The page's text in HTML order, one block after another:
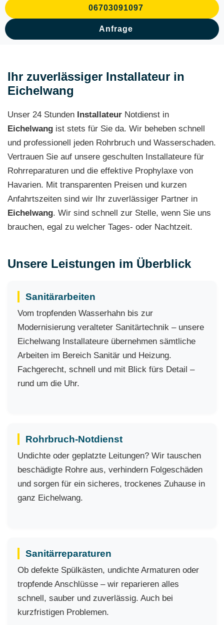
06703091097
Anfrage
Ihr zuverlässiger Installateur in
Eichelwang
Unser 24 Stunden Installateur Notdienst in
Eichelwang ist stets für Sie da. Wir beheben schnell
und professionell jeden Rohrbruch und Wasserschaden.
Vertrauen Sie auf unsere geschulten Installateure für
Rohrreparaturen und die effektive Prophylaxe von
Havarien. Mit transparenten Preisen und kurzen
Anfahrtszeiten sind wir Ihr zuverlässiger Partner in
Eichelwang. Wir sind schnell zur Stelle, wenn Sie uns
brauchen, egal zu welcher Tages- oder Nachtzeit.
Unsere Leistungen im Überblick
Sanitärarbeiten
Vom tropfenden Wasserhahn bis zur
Modernisierung veralteter Sanitärtechnik – unsere
Eichelwang Installateure übernehmen sämtliche
Arbeiten im Bereich Sanitär und Heizung.
Fachgerecht, schnell und mit Blick fürs Detail –
rund um die Uhr.
Rohrbruch-Notdienst
Undichte oder geplatzte Leitungen? Wir tauschen
beschädigte Rohre aus, verhindern Folgeschäden
und sorgen für ein sicheres, trockenes Zuhause in
ganz Eichelwang.
Sanitärreparaturen
Ob defekte Spülkästen, undichte Armaturen oder
tropfende Anschlüsse – wir reparieren alles
schnell, sauber und zuverlässig. Auch bei
kurzfristigen Problemen.